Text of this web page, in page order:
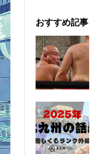
おすすめ記事